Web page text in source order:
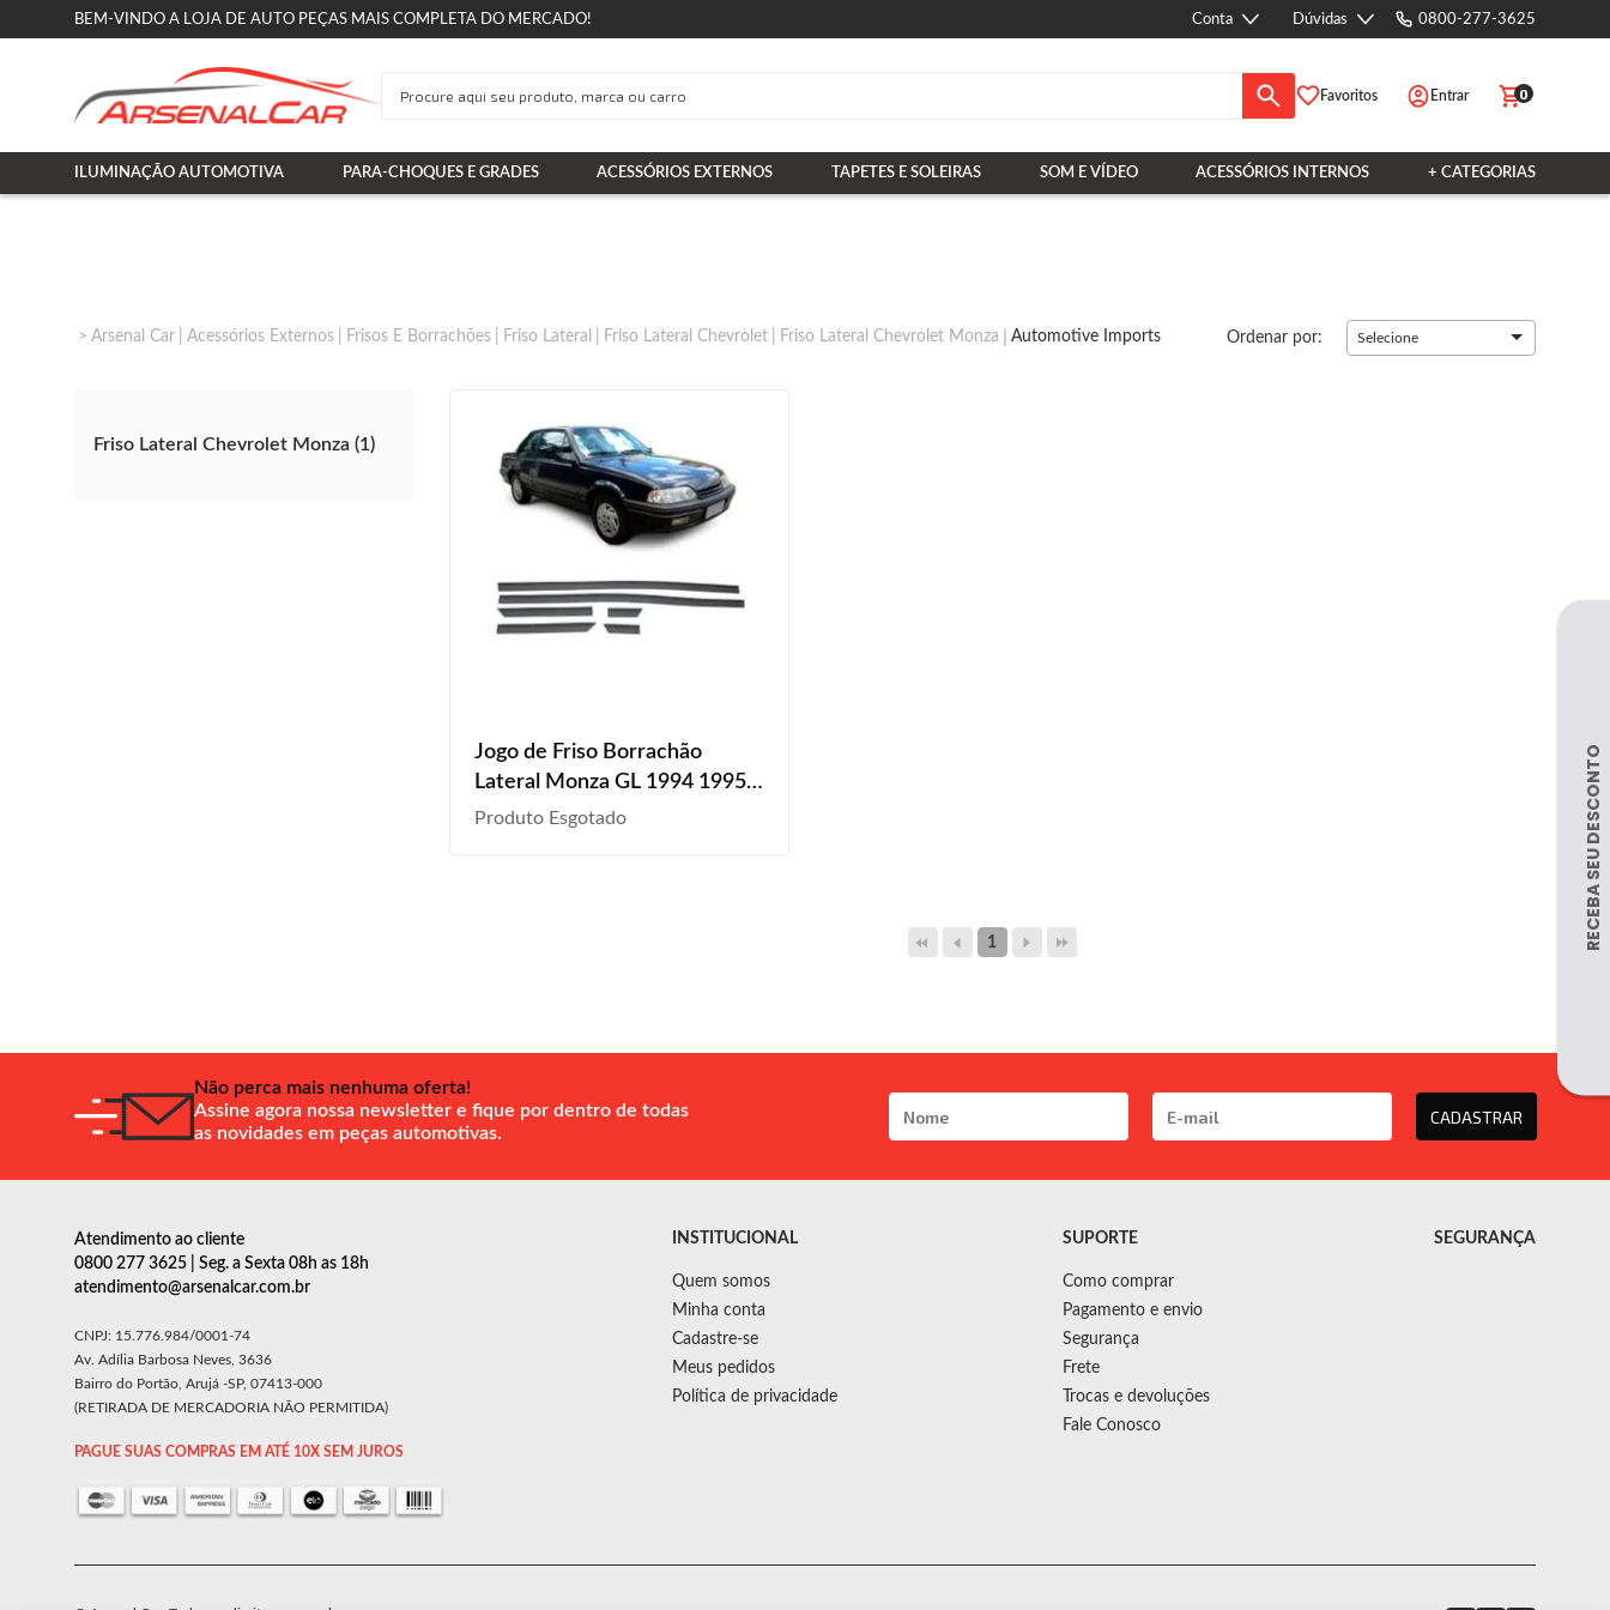
BEM-VINDO A LOJA DE AUTO PEÇAS MAIS COMPLETA DO MERCADO! Conta Dúvidas 0800-277-3625
Favoritos Entrar 0
ILUMINAÇÃO AUTOMOTIVA PARA-CHOQUES E GRADES ACESSÓRIOS EXTERNOS TAPETES E SOLEIRAS SOM E VÍDEO ACESSÓRIOS INTERNOS + CATEGORIAS
Arsenal Car Acessórios Externos Frisos E Borrachões Friso Lateral Friso Lateral Chevrolet Friso Lateral Chevrolet Monza Automotive Imports Ordenar por: Selecione
Friso Lateral Chevrolet Monza (1)
Jogo de Friso Borrachão
Lateral Monza GL 1994 1995 2
Portas Frisart
Produto Esgotado
1
Não perca mais nenhuma oferta!
Assine agora nossa newsletter e fique por dentro de todas
as novidades em peças automotivas.
CADASTRAR
Atendimento ao cliente
0800 277 3625 | Seg. a Sexta 08h as 18h
atendimento@arsenalcar.com.br
CNPJ: 15.776.984/0001-74
Av. Adília Barbosa Neves, 3636
Bairro do Portão, Arujá -SP, 07413-000
(RETIRADA DE MERCADORIA NÃO PERMITIDA)
PAGUE SUAS COMPRAS EM ATÉ 10X SEM JUROS
INSTITUCIONAL
Quem somos
Minha conta
Cadastre-se
Meus pedidos
Política de privacidade
SUPORTE
Como comprar
Pagamento e envio
Segurança
Frete
Trocas e devoluções
Fale Conosco
SEGURANÇA